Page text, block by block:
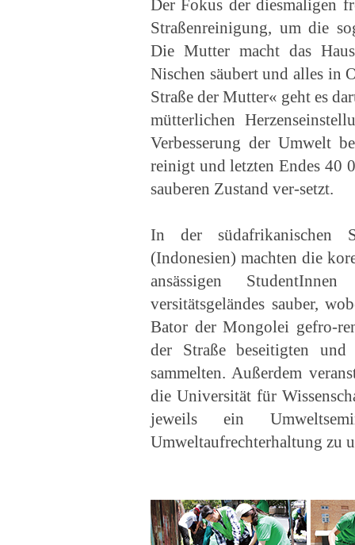
Der Fokus der diesmaligen
Straßenreinigung, um die
Die Mutter macht das
Nischen säubert und alles in
Straße der Mutter« geht es
mütterlichen
Verbesserung der Umwelt
reinigt und letzten Endes 40
sauberen Zustand ver-setzt.
In der südafrikanischen
(Indonesien) machten die
ansässigen
versitätsgeländes sauber,
Bator der Mongolei gefro-
der Straße beseitigten
sammelten. Außerdem
die Universität für
jeweils ein
Umweltaufrechterhaltung zu